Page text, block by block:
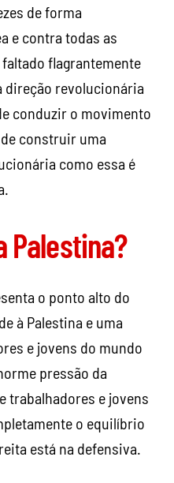
de forma
e contra todas as
flagrantemente
direção revolucionária
conduzir o movimento
construir uma
como essa é
Palestina?
o ponto alto do
à Palestina e uma
e jovens do mundo
pressão da
trabalhadores e jovens
o equilíbrio
está na defensiva.